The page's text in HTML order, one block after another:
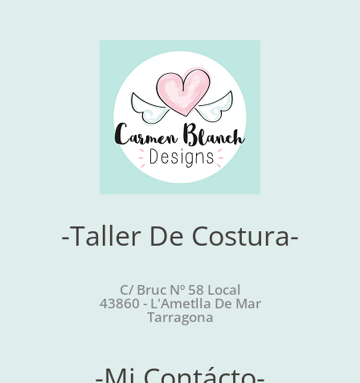
-Taller De Costura-
C/ Bruc Nº 58 Local
43860 - L'Ametlla De Mar
Tarragona